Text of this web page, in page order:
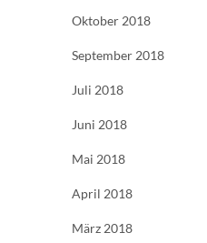
Oktober 2018
September 2018
Juli 2018
Juni 2018
Mai 2018
April 2018
März 2018